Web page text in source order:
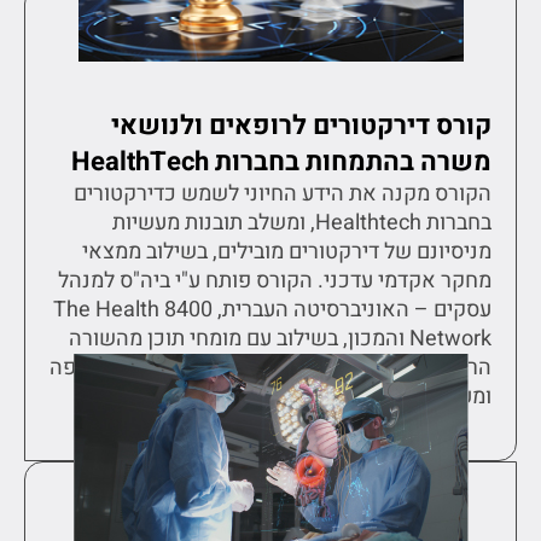
קורס דירקטורים לרופאים ולנושאי
משרה בהתמחות בחברות HealthTech
הקורס מקנה את הידע החיוני לשמש כדירקטורים
בחברות Healthtech, ומשלב תובנות מעשיות
מניסיונם של דירקטורים מובילים, בשילוב ממצאי
מחקר אקדמי עדכני. הקורס פותח ע"י ביה"ס למנהל
עסקים – האוניברסיטה העברית, 8400 The Health
Network והמכון, בשילוב עם מומחי תוכן מהשורה
הראשונה בתעשייה, במטרה להעניק הכשרה מקיפה
ומעמיקה בתחום
למידע נוסף